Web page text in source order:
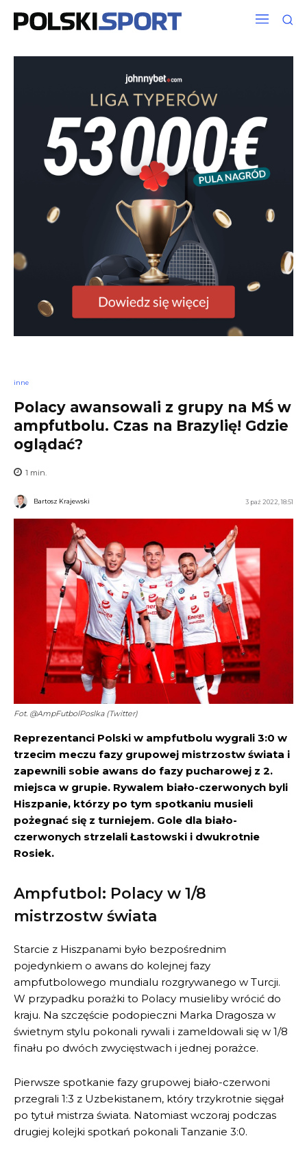
inne
Polacy awansowali z grupy na MŚ w
ampfutbolu. Czas na Brazylię! Gdzie
oglądać?
1 min.
Bartosz Krajewski 3 paź 2022, 18:51
Fot. @AmpFutbolPoslka (Twitter)
Reprezentanci Polski w ampfutbolu wygrali 3:0 w
trzecim meczu fazy grupowej mistrzostw świata i
zapewnili sobie awans do fazy pucharowej z 2.
miejsca w grupie. Rywalem biało-czerwonych byli
Hiszpanie, którzy po tym spotkaniu musieli
pożegnać się z turniejem. Gole dla biało-
czerwonych strzelali Łastowski i dwukrotnie
Rosiek.
Ampfutbol: Polacy w 1/8
mistrzostw świata
Starcie z Hiszpanami było bezpośrednim
pojedynkiem o awans do kolejnej fazy
ampfutbolowego mundialu rozgrywanego w Turcji.
W przypadku porażki to Polacy musieliby wrócić do
kraju. Na szczęście podopieczni Marka Dragosza w
świetnym stylu pokonali rywali i zameldowali się w 1/8
finału po dwóch zwycięstwach i jednej porażce.
Pierwsze spotkanie fazy grupowej biało-czerwoni
przegrali 1:3 z Uzbekistanem, który trzykrotnie sięgał
po tytuł mistrza świata. Natomiast wczoraj podczas
drugiej kolejki spotkań pokonali Tanzanie 3:0.